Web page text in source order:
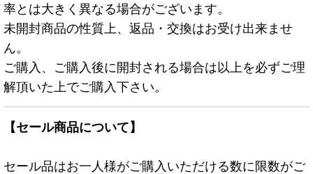
率とは大きく異なる場合がございます。
未開封商品の性質上、返品・交換はお受け出来ませ
ん。
ご購入、ご購入後に開封される場合は以上を必ずご理
解頂いた上でご購入下さい。
【セール商品について】
セール品はお一人様がご購入いただける数に限数がご